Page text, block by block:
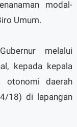
modal-
Umum.
melalui
kepada kepala
otonomi daerah
18) di lapangan